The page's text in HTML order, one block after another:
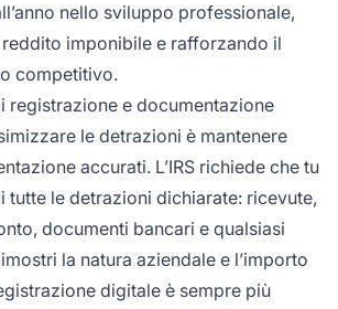
nello sviluppo professionale,
imponibile e rafforzando il
competitivo.
registrazione e documentazione
le detrazioni è mantenere
accurati. L’IRS richiede che tu
tutte le detrazioni dichiarate: ricevute,
documenti bancari e qualsiasi
la natura aziendale e l’importo
digitale è sempre più